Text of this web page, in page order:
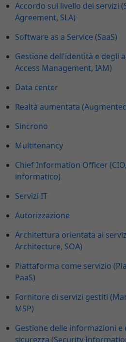
Accordo sul livello dei servizi
Agreement, SLA)
Software as a Service (SaaS)
Gestione dell'identità e degli
Access Management, IAM)
Data center
Realtà aumentata
Sincrono
Multitenancy
Chief Information Officer
informatico)
Servizi IT
Autorizzazione
Architettura orientata ai
Architecture, SOA)
Piattaforma come servizio
PaaS)
Fornitore di servizi gestiti
MSP)
Gestione delle informazioni e
sicurezza (Security